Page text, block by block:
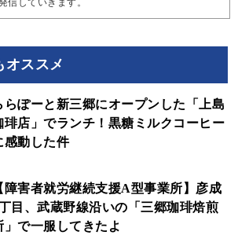
信していきます。
オススメ
らぽーと新三郷にオープンした「上島
琲店」でランチ！黒糖ミルクコーヒー
感動した件
障害者就労継続支援A型事業所】彦成
目、武蔵野線沿いの「三郷珈琲焙煎
」で一服してきたよ